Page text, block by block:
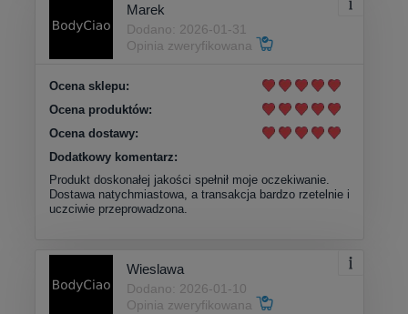
Marek
Dodano: 2026-01-31
Opinia zweryfikowana
Ocena sklepu:
Ocena produktów:
Ocena dostawy:
Dodatkowy komentarz:
Produkt doskonałej jakości spełnił moje oczekiwanie.
Dostawa natychmiastowa, a transakcja bardzo rzetelnie i
uczciwie przeprowadzona.
Wieslawa
Dodano: 2026-01-10
Opinia zweryfikowana